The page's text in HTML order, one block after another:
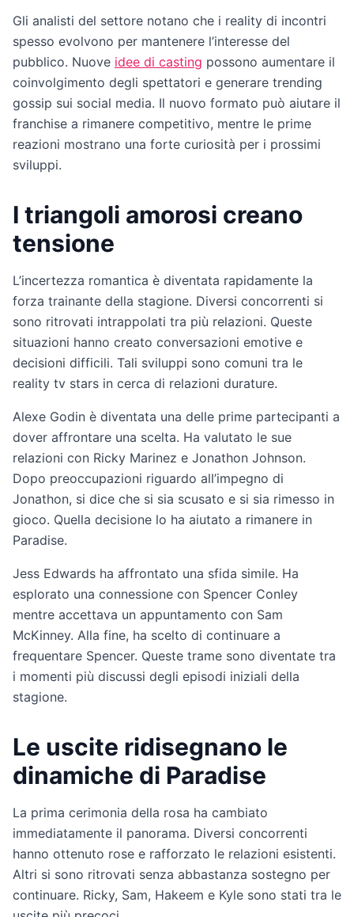
Gli analisti del settore notano che i reality di incontri
spesso evolvono per mantenere l’interesse del
pubblico. Nuove idee di casting possono aumentare il
coinvolgimento degli spettatori e generare trending
gossip sui social media. Il nuovo formato può aiutare il
franchise a rimanere competitivo, mentre le prime
reazioni mostrano una forte curiosità per i prossimi
sviluppi.
I triangoli amorosi creano
tensione
L’incertezza romantica è diventata rapidamente la
forza trainante della stagione. Diversi concorrenti si
sono ritrovati intrappolati tra più relazioni. Queste
situazioni hanno creato conversazioni emotive e
decisioni difficili. Tali sviluppi sono comuni tra le
reality tv stars in cerca di relazioni durature.
Alexe Godin è diventata una delle prime partecipanti a
dover affrontare una scelta. Ha valutato le sue
relazioni con Ricky Marinez e Jonathon Johnson.
Dopo preoccupazioni riguardo all’impegno di
Jonathon, si dice che si sia scusato e si sia rimesso in
gioco. Quella decisione lo ha aiutato a rimanere in
Paradise.
Jess Edwards ha affrontato una sfida simile. Ha
esplorato una connessione con Spencer Conley
mentre accettava un appuntamento con Sam
McKinney. Alla fine, ha scelto di continuare a
frequentare Spencer. Queste trame sono diventate tra
i momenti più discussi degli episodi iniziali della
stagione.
Le uscite ridisegnano le
dinamiche di Paradise
La prima cerimonia della rosa ha cambiato
immediatamente il panorama. Diversi concorrenti
hanno ottenuto rose e rafforzato le relazioni esistenti.
Altri si sono ritrovati senza abbastanza sostegno per
continuare. Ricky, Sam, Hakeem e Kyle sono stati tra le